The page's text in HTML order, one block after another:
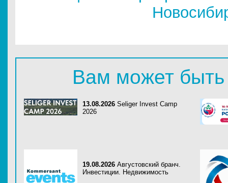
Вам может быть
13.08.2026 Seliger Invest Camp
2026
19.08.2026 Августовский бранч.
Инвестиции. Недвижимость